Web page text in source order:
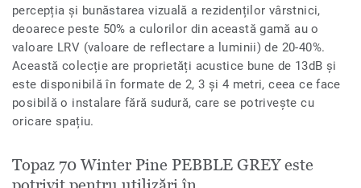
percepția și bunăstarea vizuală a rezidenților vârstnici,
deoarece peste 50% a culorilor din această gamă au o
valoare LRV (valoare de reflectare a luminii) de 20-40%.
Această colecție are proprietăți acustice bune de 13dB și
este disponibilă în formate de 2, 3 și 4 metri, ceea ce face
posibilă o instalare fără sudură, care se potrivește cu
oricare spațiu.
Topaz 70 Winter Pine PEBBLE GREY este